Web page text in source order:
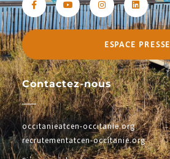
ESPACE PRESSE
Contactez-nous
occitanieatcen-occitanie.org
recrutementatcen-occitanie.org